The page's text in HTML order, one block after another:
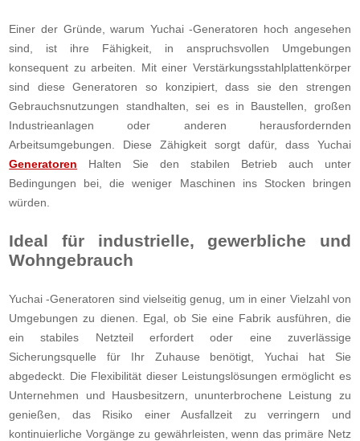
Einer der Gründe, warum Yuchai -Generatoren hoch angesehen
sind, ist ihre Fähigkeit, in anspruchsvollen Umgebungen
konsequent zu arbeiten. Mit einer Verstärkungsstahlplattenkörper
sind diese Generatoren so konzipiert, dass sie den strengen
Gebrauchsnutzungen standhalten, sei es in Baustellen, großen
Industrieanlagen oder anderen herausfordernden
Arbeitsumgebungen. Diese Zähigkeit sorgt dafür, dass Yuchai
Generatoren Halten Sie den stabilen Betrieb auch unter
Bedingungen bei, die weniger Maschinen ins Stocken bringen
würden.
Ideal für industrielle, gewerbliche und
Wohngebrauch
Yuchai -Generatoren sind vielseitig genug, um in einer Vielzahl von
Umgebungen zu dienen. Egal, ob Sie eine Fabrik ausführen, die
ein stabiles Netzteil erfordert oder eine zuverlässige
Sicherungsquelle für Ihr Zuhause benötigt, Yuchai hat Sie
abgedeckt. Die Flexibilität dieser Leistungslösungen ermöglicht es
Unternehmen und Hausbesitzern, ununterbrochene Leistung zu
genießen, das Risiko einer Ausfallzeit zu verringern und
kontinuierliche Vorgänge zu gewährleisten, wenn das primäre Netz